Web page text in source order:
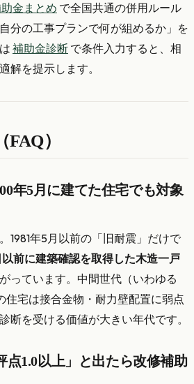
金まとめ で全国共通の併用ルール
分の工事プランで何が組めるか」を
補助金診断 で条件入力すると、相
解を提示します。
）
年5月に建てた住宅でも対象
1981年5月以前の「旧耐震」だけで
前に建築確認を取得した木造一戸
っています。中間世代（いわゆる
住宅は接合金物・耐力壁配置に弱点
断を受ける価値が大きい年代です。
点1.0以上」と出たら改修補助